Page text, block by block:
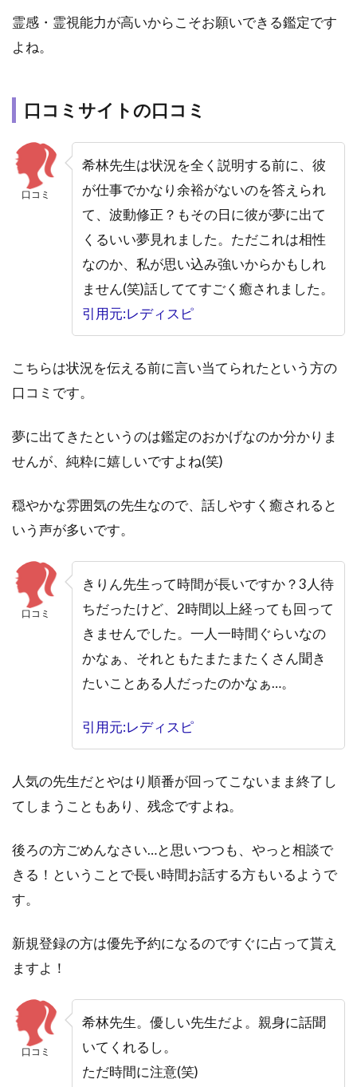
霊感・霊視能力が高いからこそお願いできる鑑定です
よね。
口コミサイトの口コミ
口コミ
希林先生は状況を全く説明する前に、彼
が仕事でかなり余裕がないのを答えられ
て、波動修正？もその日に彼が夢に出て
くるいい夢見れました。 ただこれは相性
なのか、私が思い込み強いからかもしれ
ません(笑)話しててすごく癒されました。
引用元:レディスピ
こちらは状況を伝える前に言い当てられたという方の
口コミです。
夢に出てきたというのは鑑定のおかげなのか分かりま
せんが、純粋に嬉しいですよね(笑)
穏やかな雰囲気の先生なので、話しやすく癒されると
いう声が多いです。
口コミ
きりん先生って時間が長いですか？3人待
ちだったけど、2時間以上経っても回って
きませんでした。一人一時間ぐらいなの
かなぁ、それともたまたまたくさん聞き
たいことある人だったのかなぁ…。
引用元:レディスピ
人気の先生だとやはり順番が回ってこないまま終了し
てしまうこともあり、残念ですよね。
後ろの方ごめんなさい…と思いつつも、やっと相談で
きる！ということで長い時間お話する方もいるようで
す。
新規登録の方は優先予約になるのですぐに占って貰え
ますよ！
口コミ
希林先生。優しい先生だよ。親身に話聞
いてくれるし。
ただ時間に注意(笑)